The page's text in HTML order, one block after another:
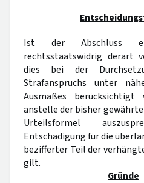
Ist der Abschluss
rechtsstaatswidrig derart
dies bei der
Strafanspruchs unter
Ausmaßes
anstelle der bisher
Urteilsformel
Entschädigung für die
bezifferter Teil der
gilt.
Gründe